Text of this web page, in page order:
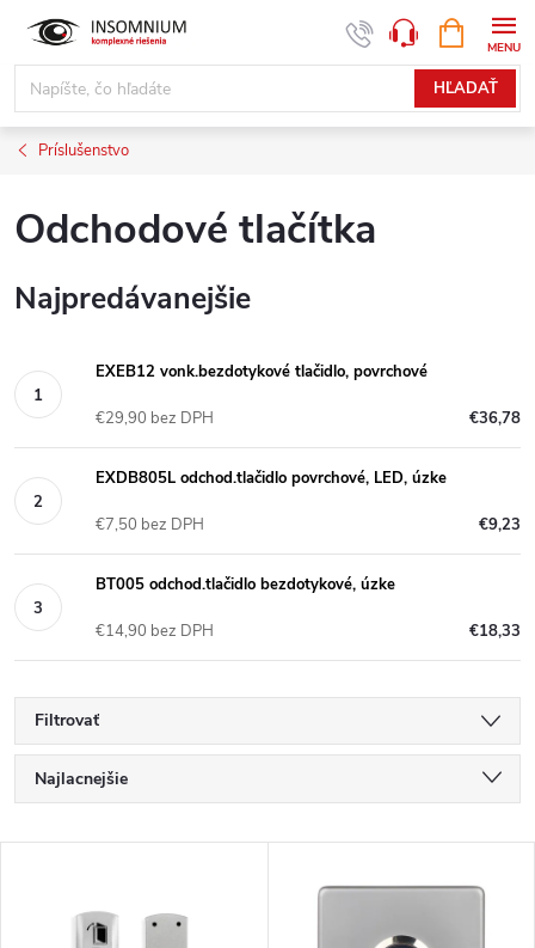
obsah
HĽADAŤ
KOŠÍK
Príslušenstvo
Odchodové tlačítka
Najpredávanejšie
EXEB12 vonk.bezdotykové tlačidlo, povrchové
€36,78
€29,90 bez DPH
EXDB805L odchod.tlačidlo povrchové, LED, úzke
€9,23
€7,50 bez DPH
BT005 odchod.tlačidlo bezdotykové, úzke
€18,33
€14,90 bez DPH
Filtrovať
R
a
Najlacnejšie
Abecedne
www.insomnium.sk - Chat